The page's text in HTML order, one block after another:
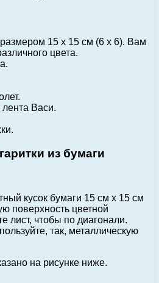
15 x 15 см (6 x 6). Вам
цвета.
лента Васи.
из бумаги
кусок бумаги 15 см х 15 см
поверхность цветной
лист, чтобы по диагонали.
так, металлическую
на рисунке ниже.